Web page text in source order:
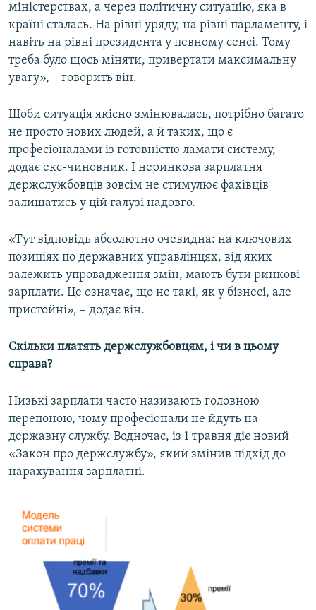
міністерствах, а через політичну ситуацію, яка в
країні сталась. На рівні уряду, на рівні парламенту, і
навіть на рівні президента у певному сенсі. Тому
треба було щось міняти, привертати максимальну
увагу», – говорить він.
Щоби ситуація якісно змінювалась, потрібно багато
не просто нових людей, а й таких, що є
професіоналами із готовністю ламати систему,
додає екс-чиновник. І неринкова зарплатня
держслужбовців зовсім не стимулює фахівців
залишатись у цій галузі надовго.
«Тут відповідь абсолютно очевидна: на ключових
позиціях по державних управлінцях, від яких
залежить упровадження змін, мають бути ринкові
зарплати. Це означає, що не такі, як у бізнесі, але
пристойні», – додає він.
Скільки платять держслужбовцям, і чи в цьому
справа?
Низькі зарплати часто називають головною
перепоною, чому професіонали не йдуть на
державну службу. Водночас, із 1 травня діє новий
«Закон про держслужбу», який змінив підхід до
нарахування зарплатні.